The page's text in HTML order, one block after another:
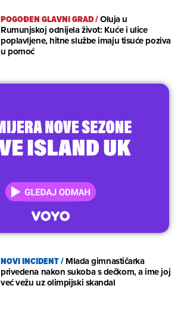
POGOĐEN GLAVNI GRAD/Oluja u
Rumunjskoj odnijela život: Kuće i ulice
poplavljene, hitne službe imaju tisuće poziva
u pomoć
NOVI INCIDENT/Mlada gimnastičarka
privedena nakon sukoba s dečkom, a ime joj
već vežu uz olimpijski skandal